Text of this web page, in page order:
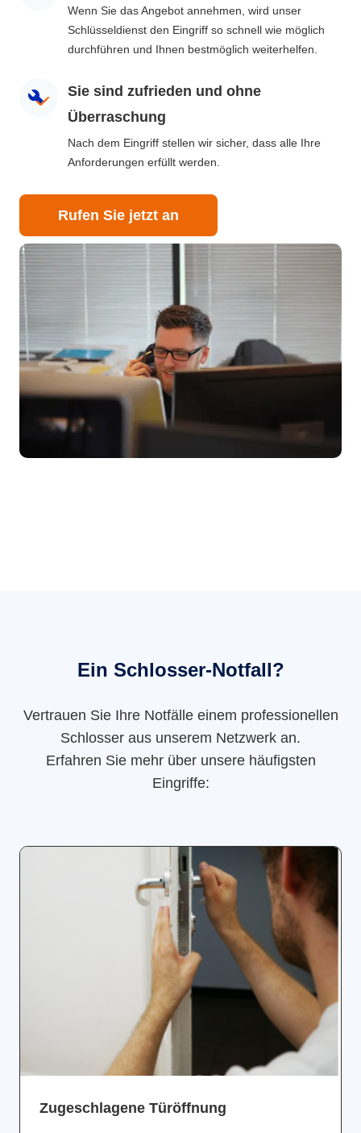
Wenn Sie das Angebot annehmen, wird unser
Schlüsseldienst den Eingriff so schnell wie möglich
durchführen und Ihnen bestmöglich weiterhelfen.
Sie sind zufrieden und ohne
Überraschung
Nach dem Eingriff stellen wir sicher, dass alle Ihre
Anforderungen erfüllt werden.
Rufen Sie jetzt an
Ein Schlosser-Notfall?
Vertrauen Sie Ihre Notfälle einem professionellen
Schlosser aus unserem Netzwerk an.
Erfahren Sie mehr über unsere häufigsten
Eingriffe:
Zugeschlagene Türöffnung